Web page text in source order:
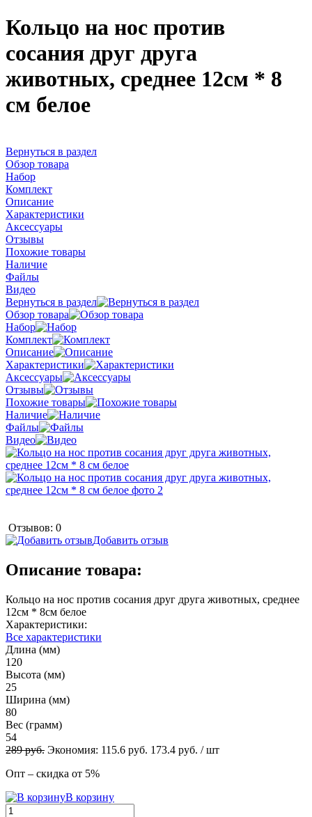
Кольцо на нос против
сосания друг друга
животных, среднее 12см * 8
см белое
Вернуться в раздел
Обзор товара
Набор
Комплект
Описание
Характеристики
Аксессуары
Отзывы
Похожие товары
Наличие
Файлы
Видео
Вернуться в раздел
Обзор товара
Набор
Комплект
Описание
Характеристики
Аксессуары
Отзывы
Похожие товары
Наличие
Файлы
Видео
Отзывов: 0
Добавить отзыв
Описание товара:
Кольцо на нос против сосания друг друга животных, среднее
12см * 8см белое
Характеристики:
Все характеристики
Длина (мм)
120
Высота (мм)
25
Ширина (мм)
80
Вес (грамм)
54
289руб. Экономия: 115.6 руб. 173.4 руб. / шт
Опт – скидка от 5%
В корзину